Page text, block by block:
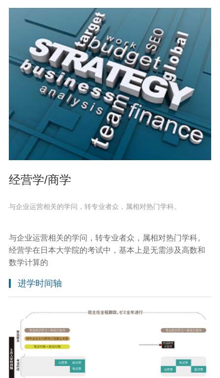
经营学/商学
与企业运营相关的学问，转专业者众，属相对热门学科。
与企业运营相关的学问，转专业者众，属相对热门学科。
经营学在日本大学院的考试中，基本上是无需涉及高数和
数学计算的
进学时间轴